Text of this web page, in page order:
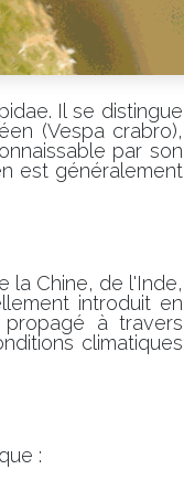
Il se distingue
(Vespa crabro),
par son
est généralement
la Chine, de l'Inde,
introduit en
à travers
climatiques
: